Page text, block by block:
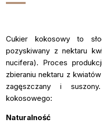
Cukier kokosowy to
pozyskiwany z nektaru
nucifera). Proces
zbieraniu nektaru z
zagęszczany i
kokosowego:
Naturalność